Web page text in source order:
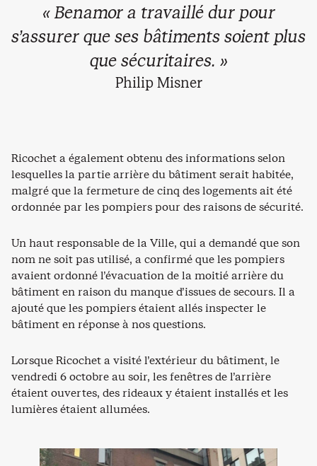
« Benamor a travaillé dur pour
s’assurer que ses bâtiments soient plus
que sécuritaires. »
Philip Misner
Ricochet a également obtenu des informations selon
lesquelles la partie arrière du bâtiment serait habitée,
malgré que la fermeture de cinq des logements ait été
ordonnée par les pompiers pour des raisons de sécurité.
Un haut responsable de la Ville, qui a demandé que son
nom ne soit pas utilisé, a confirmé que les pompiers
avaient ordonné l’évacuation de la moitié arrière du
bâtiment en raison du manque d’issues de secours. Il a
ajouté que les pompiers étaient allés inspecter le
bâtiment en réponse à nos questions.
Lorsque Ricochet a visité l’extérieur du bâtiment, le
vendredi 6 octobre au soir, les fenêtres de l’arrière
étaient ouvertes, des rideaux y étaient installés et les
lumières étaient allumées.